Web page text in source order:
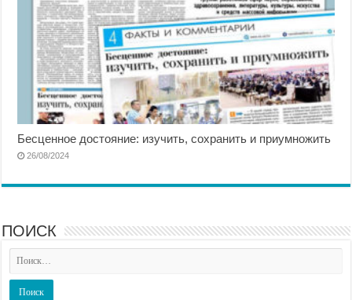
Бесценное достояние: изучить, сохранить и приумножить
26/08/2024
ПОИСК